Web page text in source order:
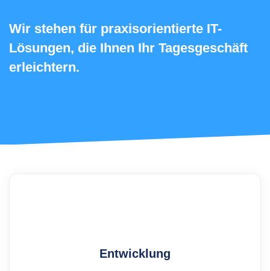
Wir stehen für praxisorientierte IT-
Lösungen, die Ihnen Ihr Tagesgeschäft
erleichtern.
Entwicklung